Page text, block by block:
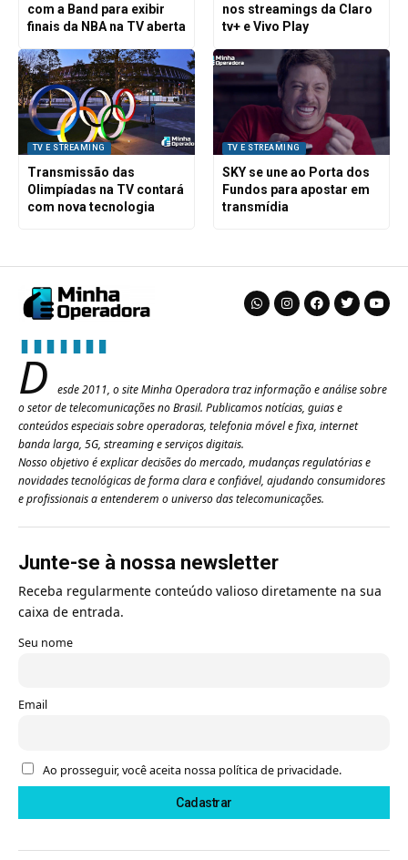
com a Band para exibir
finais da NBA na TV aberta
nos streamings da Claro
tv+ e Vivo Play
TV E STREAMING
Transmissão das
Olimpíadas na TV contará
com nova tecnologia
TV E STREAMING
SKY se une ao Porta dos
Fundos para apostar em
transmídia
D
esde 2011, o site Minha Operadora traz informação e análise sobre
o setor de telecomunicações no Brasil. Publicamos notícias, guias e
conteúdos especiais sobre operadoras, telefonia móvel e fixa, internet
banda larga, 5G, streaming e serviços digitais.
Nosso objetivo é explicar decisões do mercado, mudanças regulatórias e
novidades tecnológicas de forma clara e confiável, ajudando consumidores
e profissionais a entenderem o universo das telecomunicações.
Junte-se à nossa newsletter
Receba regularmente conteúdo valioso diretamente na sua
caixa de entrada.
Seu nome
Email
Ao prosseguir, você aceita nossa política de privacidade.